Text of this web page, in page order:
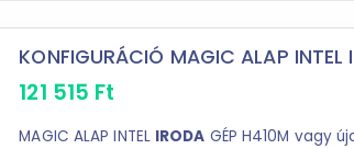
KONFIGURÁCIÓ MAGIC ALAP INTEL
121 515 Ft
MAGIC ALAP INTEL IRODA GÉP H410M vagy